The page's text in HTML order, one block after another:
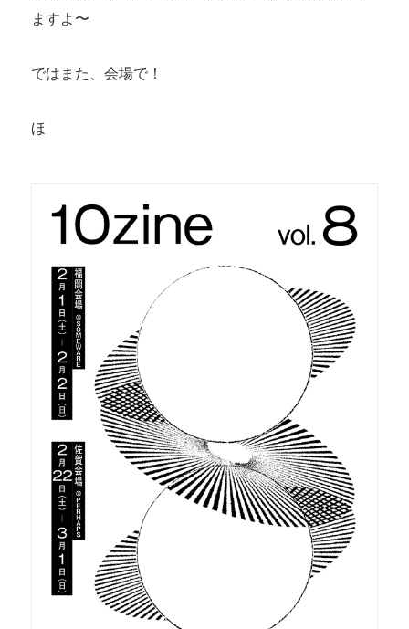
ますよ〜
ではまた、会場で！
ほ